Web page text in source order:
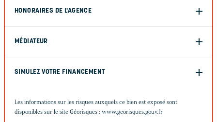
HONORAIRES DE L'AGENCE
MÉDIATEUR
SIMULEZ VOTRE FINANCEMENT
Les informations sur les risques auxquels ce bien est exposé sont
disponibles sur le site Géorisques : www.georisques.gouv.fr